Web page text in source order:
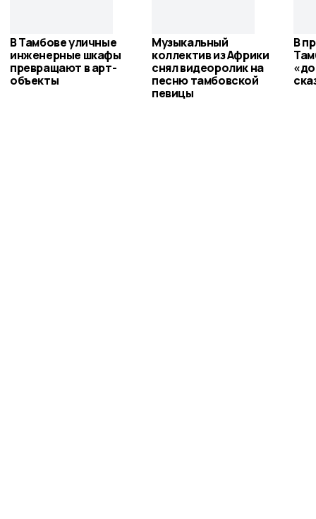
В Тамбове уличные
инженерные шкафы
превращают в арт-
объекты
Музыкальный
коллектив из Африки
снял видеоролик на
песню тамбовской
певицы
В